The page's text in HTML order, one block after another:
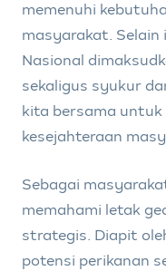
memenuhi
masyarakat.
Nasional
sekaligus syukur
kita bersama
kesejahteraan
Sebagai
memahami letak
strategis. Diapit
potensi perikanan